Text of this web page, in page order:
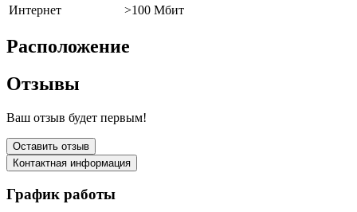
Интернет
>100 Мбит
Расположение
Отзывы
Ваш отзыв будет первым!
Оставить отзыв
Контактная информация
График работы